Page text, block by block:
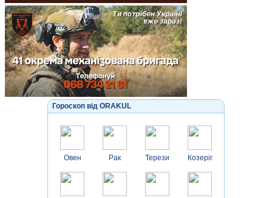
Гороскоп від ORAKUL
Овен Рак Терези Козеріг